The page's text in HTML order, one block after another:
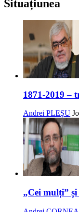
Situațiunea
1871-2019 –
Andrei PLEȘU
„Cei mulți”